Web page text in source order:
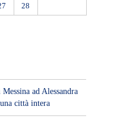
28
ad Alessandra
città intera